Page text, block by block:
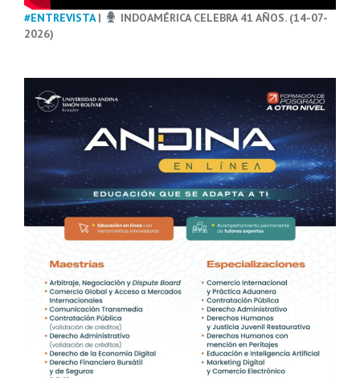
#ENTREVISTA|
INDOAMÉRICA CELEBRA 41 AÑOS. (14-07-
2026)